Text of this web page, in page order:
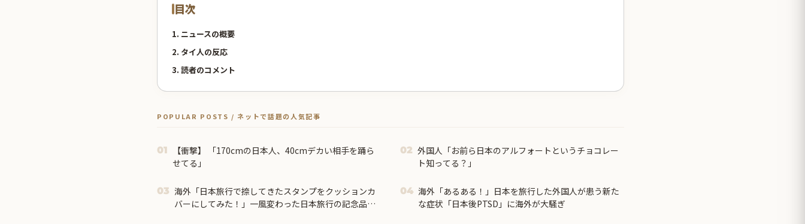
目次
1. ニュースの概要
2. タイ人の反応
3. 読者のコメント
POPULAR POSTS / ネットで話題の人気記事
01
【衝撃】 「170cmの日本人、40cmデカい相手を踊ら
せてる」
02 外国人「お前ら日本のアルフォートというチョコレー
ト知ってる？」
03 海外「日本旅行で捺してきたスタンプをクッションカ
バーにしてみた！」一風変わった日本旅行の記念品の
04 海外「あるある！」日本を旅行した外国人が患う新た
な症状「日本後PTSD」に海外が大騒ぎ